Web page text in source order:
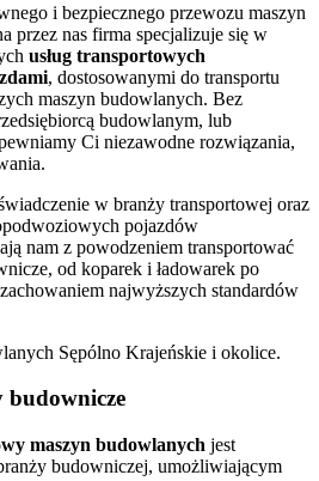
i bezpiecznego przewozu maszyn
przez nas firma specjalizuje się w
usług transportowych
, dostosowanymi do transportu
maszyn budowlanych. Bez
budowlanym, lub
Ci niezawodne rozwiązania,
w branży transportowej oraz
pojazdów
nam z powodzeniem transportować
od koparek i ładowarek po
najwyższych standardów
budownicze
maszyn budowlanych jest
budowniczej, umożliwiającym